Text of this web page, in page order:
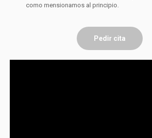
como mensionamos al principio.
Pedir cita